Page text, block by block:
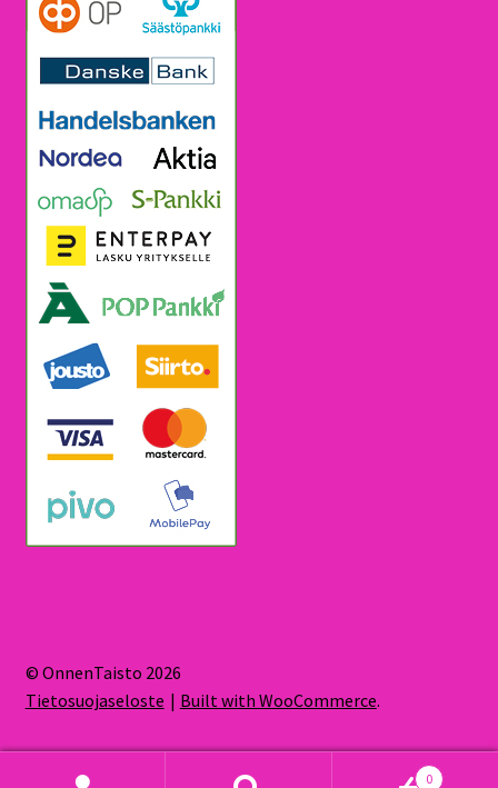
© OnnenTaisto 2026
Tietosuojaseloste
Built with WooCommerce.
0